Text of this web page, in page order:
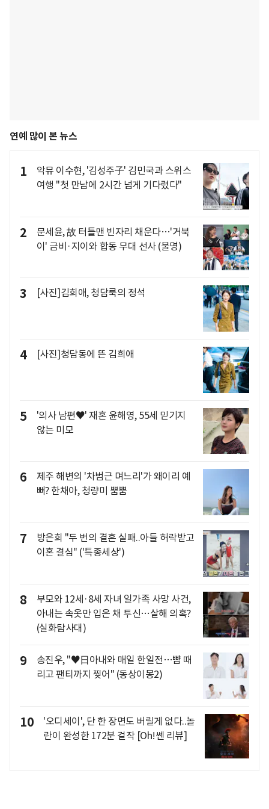
연예 많이 본 뉴스
1
악뮤 이수현, '김성주子' 김민국과 스위스
여행 "첫 만남에 2시간 넘게 기다렸다"
2
문세윤, 故 터틀맨 빈자리 채운다…'거북
이' 금비·지이와 합동 무대 선사 (불명)
3 [사진]김희애, 청담룩의 정석
4 [사진]청담동에 뜬 김희애
5
'의사 남편♥' 재혼 윤해영, 55세 믿기지
않는 미모
6
제주 해변의 '차범근 며느리'가 왜이리 예
뻐? 한채아, 청량미 뿜뿜
7
방은희 "두 번의 결혼 실패..아들 허락받고
이혼 결심" ('특종세상')
8
부모와 12세·8세 자녀 일가족 사망 사건,
아내는 속옷만 입은 채 투신…살해 의혹?
(실화탐사대)
9
송진우, "♥日아내와 매일 한일전…뺨 때
리고 팬티까지 찢어" (동상이몽2)
10
'오디세이', 단 한 장면도 버릴게 없다..놀
란이 완성한 172분 걸작 [Oh!쎈 리뷰]